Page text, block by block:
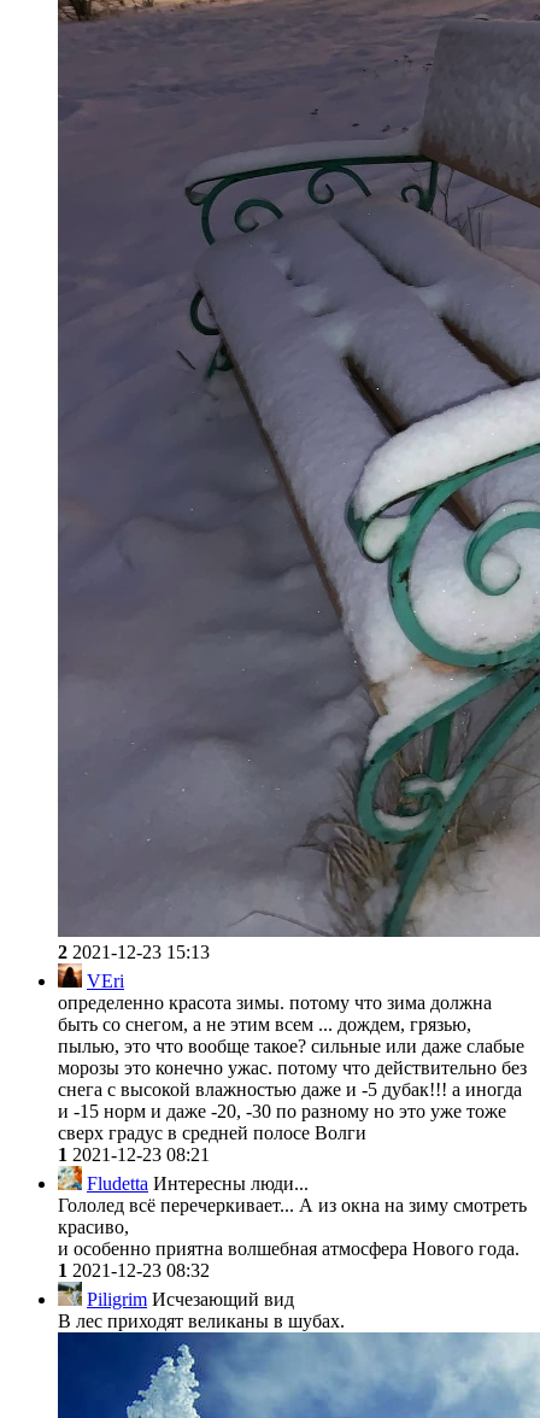
2 2021-12-23 15:13
VEri
определенно красота зимы. потому что зима должна
быть со снегом, а не этим всем ... дождем, грязью,
пылью, это что вообще такое? сильные или даже слабые
морозы это конечно ужас. потому что действительно без
снега с высокой влажностью даже и -5 дубак!!! а иногда
и -15 норм и даже -20, -30 по разному но это уже тоже
сверх градус в средней полосе Волги
1 2021-12-23 08:21
Fludetta Интересны люди...
Гололед всё перечеркивает... А из окна на зиму смотреть
красиво,
и особенно приятна волшебная атмосфера Нового года.
1 2021-12-23 08:32
Piligrim Исчезающий вид
В лес приходят великаны в шубах.